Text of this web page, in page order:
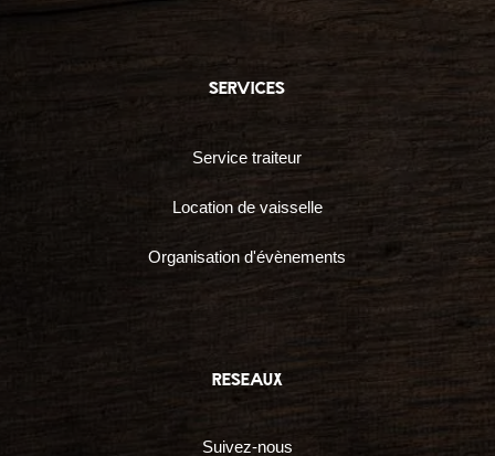
services
Service traiteur
Location de vaisselle
Organisation d'évènements
reseaux
Suivez-nous